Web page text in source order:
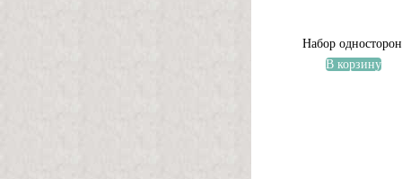
Набор
В корзину